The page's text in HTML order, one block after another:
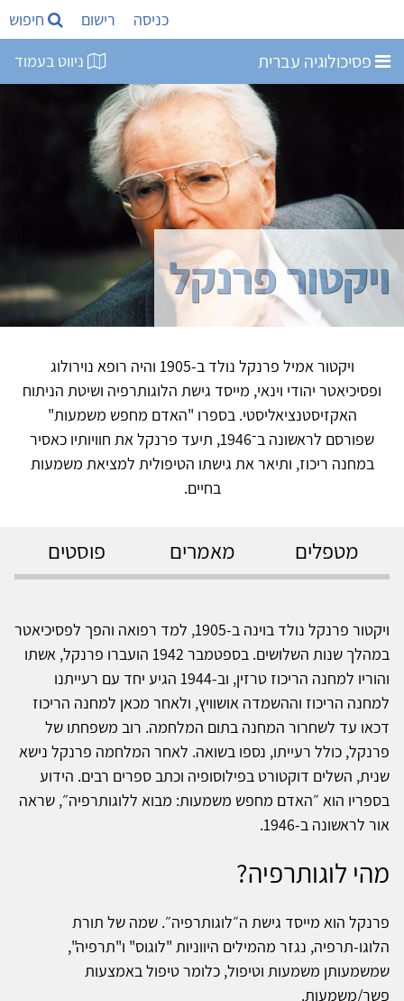
כניסה רישום חיפוש
פסיכולוגיה עברית ניווט בעמוד
ויקטור פרנקל
ויקטור אמיל פרנקל נולד ב-1905 והיה רופא נוירולוג
ופסיכיאטר יהודי וינאי, מייסד גישת הלוגותרפיה ושיטת הניתוח
האקזיסטנציאליסטי. בספרו "האדם מחפש משמעות"
שפורסם לראשונה ב־1946, תיעד פרנקל את חוויותיו כאסיר
במחנה ריכוז, ותיאר את גישתו הטיפולית למציאת משמעות
בחיים.
מטפלים מאמרים פוסטים
ויקטור פרנקל נולד בוינה ב-1905, למד רפואה והפך לפסיכיאטר
במהלך שנות השלושים. בספטמבר 1942 הועברו פרנקל, אשתו
והוריו למחנה הריכוז טרזין, וב-1944 הגיע יחד עם רעייתנו
למחנה הריכוז וההשמדה אושוויץ, ולאחר מכאן למחנה הריכוז
דכאו עד לשחרור המחנה בתום המלחמה. רוב משפחתו של
פרנקל, כולל רעייתו, נספו בשואה. לאחר המלחמה פרנקל נישא
שנית, השלים דוקטורט בפילוסופיה וכתב ספרים רבים. הידוע
בספריו הוא ״האדם מחפש משמעות: מבוא ללוגותרפיה״, שראה
אור לראשונה ב-1946.
מהי לוגותרפיה?
פרנקל הוא מייסד גישת ה״לוגותרפיה״. שמה של תורת
הלוגו-תרפיה, נגזר מהמילים היווניות "לוגוס" ו"תרפיה",
שמשמעותן משמעות וטיפול, כלומר טיפול באמצעות
פשר/משמעות.